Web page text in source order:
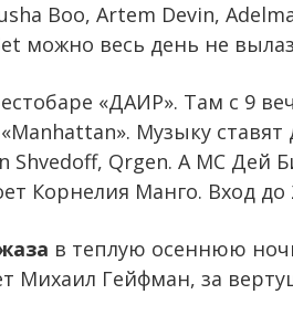
Boo, Artem Devin,
можно весь день не
«ДАИР». Там с 9
Музыку ставят
Shvedoff, Qrgen. А МС Дей
Корнелия Манго. Вход
в теплую осеннюю
Михаил Гейфман, за